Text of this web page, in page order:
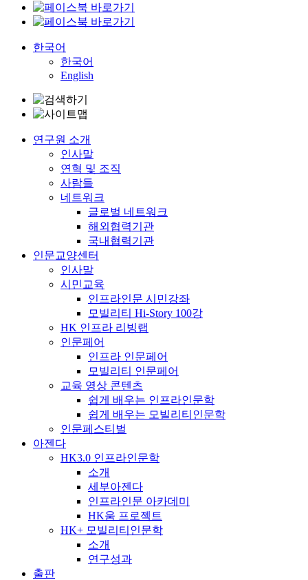
한국어
한국어
English
연구원 소개
인사말
연혁 및 조직
사람들
네트워크
글로벌 네트워크
해외협력기관
국내협력기관
인문교양센터
인사말
시민교육
인프라인문 시민강좌
모빌리티 Hi-Story 100강
HK 인프라 리빙랩
인문페어
인프라 인문페어
모빌리티 인문페어
교육 영상 콘텐츠
쉽게 배우는 인프라인문학
쉽게 배우는 모빌리티인문학
인문페스티벌
아젠다
HK3.0 인프라인문학
소개
세부아젠다
인프라인문 아카데미
HK움 프로젝트
HK+ 모빌리티인문학
소개
연구성과
출판